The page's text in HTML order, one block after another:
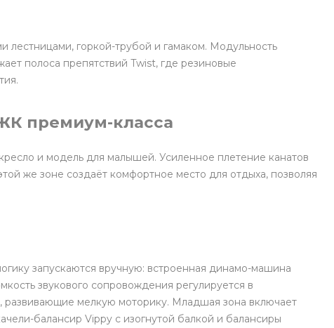
лестницами, горкой-трубой и гамаком. Модульность
полоса препятствий Twist, где резиновые
премиум-класса
и модель для малышей. Усиленное плетение канатов
же зоне создаёт комфортное место для отдыха, позволяя
запускаются вручную: встроенная динамо-машина
звукового сопровождения регулируется в
развивающие мелкую моторику. Младшая зона включает
балансир Vippy с изогнутой балкой и балансиры